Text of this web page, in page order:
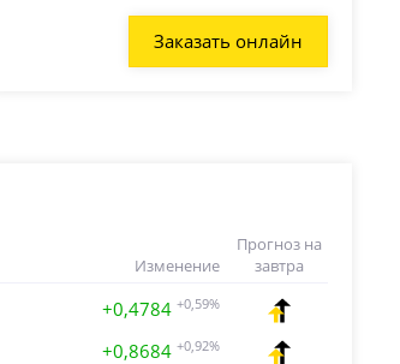
Заказать онлайн
Изменение
Прогноз на
завтра
+0,4784 +0,59%
+0,8684 +0,92%